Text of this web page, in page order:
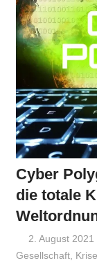
Cyber
die totale
2. August 2021
Gesellschaft,